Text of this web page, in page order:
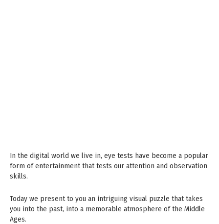
In the digital world we live in, eye tests have become a popular
form of entertainment that tests our attention and observation
skills.
Today we present to you an intriguing visual puzzle that takes
you into the past, into a memorable atmosphere of the Middle
Ages.